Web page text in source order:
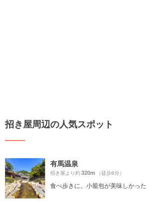
招き屋周辺の人気スポット
有馬温泉
招き屋より約320m （徒歩6分）
食べ歩きに。小籠包が美味しかった